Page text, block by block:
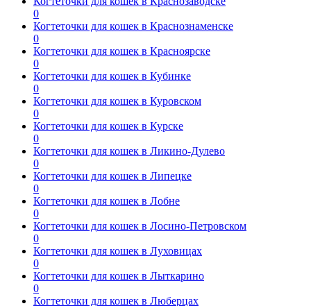
0
Когтеточки для кошек в Краснознаменске
0
Когтеточки для кошек в Красноярске
0
Когтеточки для кошек в Кубинке
0
Когтеточки для кошек в Куровском
0
Когтеточки для кошек в Курске
0
Когтеточки для кошек в Ликино-Дулево
0
Когтеточки для кошек в Липецке
0
Когтеточки для кошек в Лобне
0
Когтеточки для кошек в Лосино-Петровском
0
Когтеточки для кошек в Луховицах
0
Когтеточки для кошек в Лыткарино
0
Когтеточки для кошек в Люберцах